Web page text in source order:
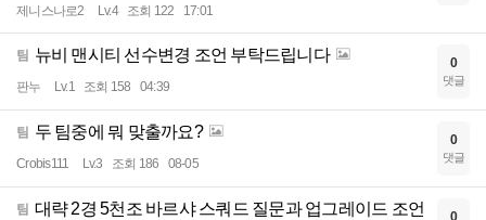
제니스나로2 Lv.4 조회 122 17:01
팀 뉴비 맨시티 선수변경 조언 부탁드립니다
판누 Lv.1 조회 158 04:39
0
댓글
팀 두 팀중에 뭐 맞출까요?
Crobis111 Lv.3 조회 186 08-05
0
댓글
팀 대략 2경 5천조 바르샤 스쿼드 질문과 업그레이드 조언
0